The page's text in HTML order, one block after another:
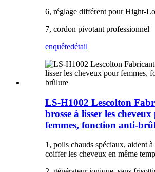
6, réglage différent pour Hight-
7, cordon pivotant professionnel
enquêtedétail
LS-H1002 Lescolton
brosse à lisser les
femmes, fonction anti-
1, poils chauds spéciaux, aident à
coiffer les cheveux en même